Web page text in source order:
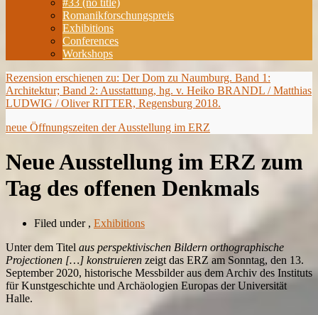
#33 (no title)
Romanikforschungspreis
Exhibitions
Conferences
Workshops
Rezension erschienen zu: Der Dom zu Naumburg. Band 1:
Architektur; Band 2: Ausstattung, hg. v. Heiko BRANDL / Matthias
LUDWIG / Oliver RITTER, Regensburg 2018.
neue Öffnungszeiten der Ausstellung im ERZ
Neue Ausstellung im ERZ zum
Tag des offenen Denkmals
Filed under , Exhibitions
Unter dem Titel aus perspektivischen Bildern orthographische
Projectionen […] konstruieren zeigt das ERZ am Sonntag, den 13.
September 2020, historische Messbilder aus dem Archiv des Instituts
für Kunstgeschichte und Archäologien Europas der Universität
Halle.